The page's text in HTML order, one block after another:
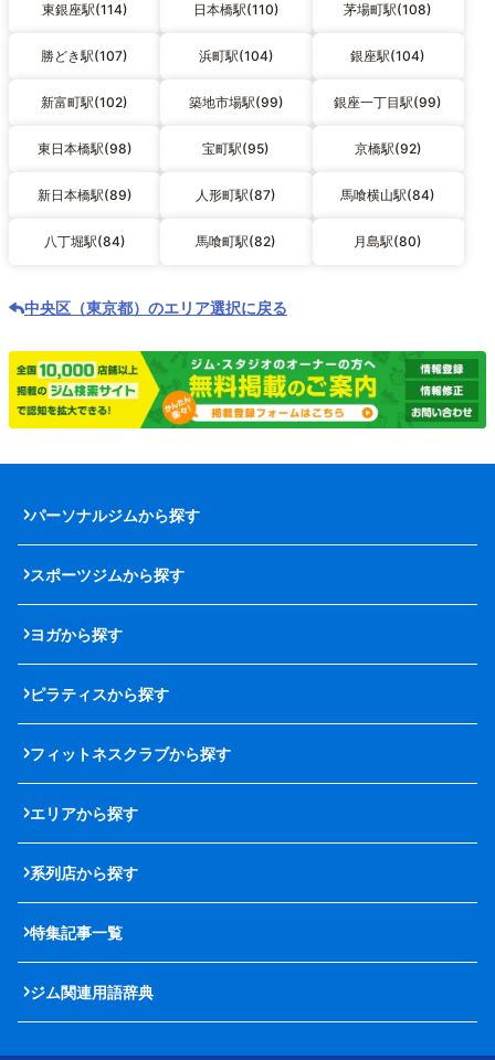
東銀座駅(114) 日本橋駅(110) 茅場町駅(108)
勝どき駅(107) 浜町駅(104) 銀座駅(104)
新富町駅(102) 築地市場駅(99) 銀座一丁目駅(99)
東日本橋駅(98) 宝町駅(95) 京橋駅(92)
新日本橋駅(89) 人形町駅(87) 馬喰横山駅(84)
八丁堀駅(84) 馬喰町駅(82) 月島駅(80)
中央区（東京都）のエリア選択に戻る
パーソナルジムから探す
スポーツジムから探す
ヨガから探す
ピラティスから探す
フィットネスクラブから探す
エリアから探す
系列店から探す
特集記事一覧
ジム関連用語辞典